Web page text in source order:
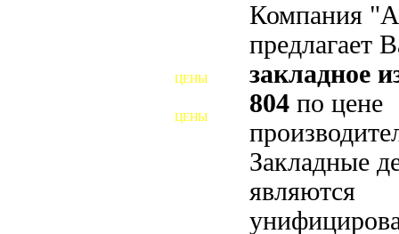
Компания
предлагает
закладное
804 по цене
Закладные
являются
ЦЕНЫ
ЦЕНЫ
ШАЙБЫ ФУНДАМЕНТНЫЕ